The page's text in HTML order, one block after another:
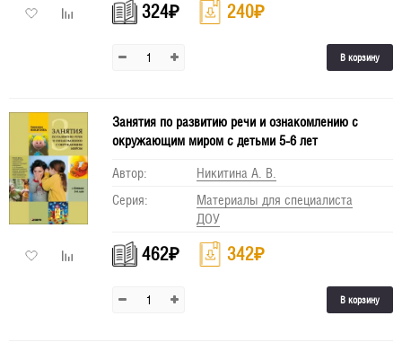
324₽ 240₽
В корзину
Занятия по развитию речи и ознакомлению с
окружающим миром с детьми 5-6 лет
Автор:
Никитина А. В.
Серия:
Материалы для специалиста
ДОУ
462₽ 342₽
В корзину